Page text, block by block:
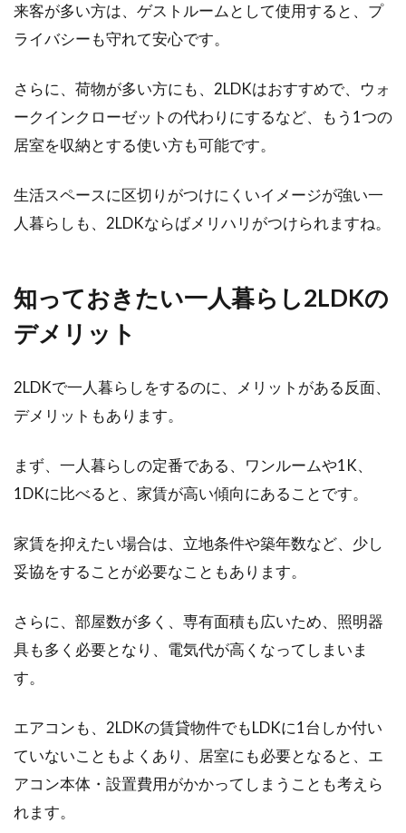
アパートの管理費で疑問！共用部分
は貸主に掃除義務がある？
アパートやマンションに住んでいて、廊下や駐
車場、階段などの共用部分が汚いと、とても嫌
宅なら間取りを選べる
アパートトラブルの代名詞？騒音解
決には管理会社の知恵も
どのような行動を取るべきか悩むことでしょ
う。自分で...
1DKで一人暮らしをスタート！ブロ
進学や就職などで、1DKの部屋で一人暮らしを
スタートさせるという方も多いことでしょう。
念願の...
来客が多い方は、ゲストルームとして使用すると、プ
ライバシーも守れて安心です。
さらに、荷物が多い方にも、2LDKはおすすめで、ウォ
ークインクローゼットの代わりにするなど、もう1つの
居室を収納とする使い方も可能です。
生活スペースに区切りがつけにくいイメージが強い一
人暮らしも、2LDKならばメリハリがつけられますね。
知っておきたい一人暮らし2LDKの
デメリット
2LDKで一人暮らしをするのに、メリットがある反面、
デメリットもあります。
まず、一人暮らしの定番である、ワンルームや1K、
1DKに比べると、家賃が高い傾向にあることです。
家賃を抑えたい場合は、立地条件や築年数など、少し
妥協をすることが必要なこともあります。
さらに、部屋数が多く、専有面積も広いため、照明器
具も多く必要となり、電気代が高くなってしまいま
す。
エアコンも、2LDKの賃貸物件でもLDKに1台しか付い
ていないこともよくあり、居室にも必要となると、エ
アコン本体・設置費用がかかってしまうことも考えら
れます。